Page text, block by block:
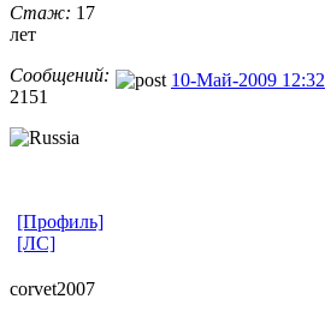
Стаж: 17
лет
Сообщений:
2151
10-Май-2009 12:32
[Профиль]
[ЛС]
corvet2007